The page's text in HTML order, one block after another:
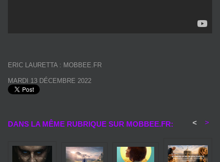
ERIC LAURETTA : MOBBEE.FR
MARDI 13 DÉCEMBRE 2022
DANS LA MÊME RUBRIQUE SUR MOBBEE.FR: < >